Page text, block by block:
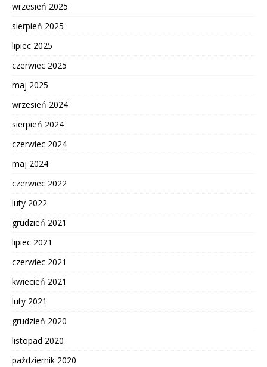
wrzesień 2025
sierpień 2025
lipiec 2025
czerwiec 2025
maj 2025
wrzesień 2024
sierpień 2024
czerwiec 2024
maj 2024
czerwiec 2022
luty 2022
grudzień 2021
lipiec 2021
czerwiec 2021
kwiecień 2021
luty 2021
grudzień 2020
listopad 2020
październik 2020